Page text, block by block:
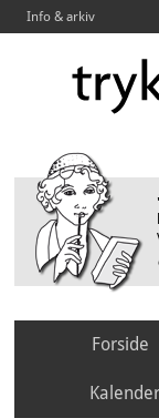
Info & arkiv
Forside
Kalender